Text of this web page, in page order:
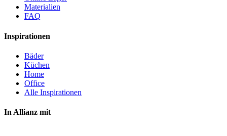
Materialien
FAQ
Inspirationen
Bäder
Küchen
Home
Office
Alle Inspirationen
In Allianz mit